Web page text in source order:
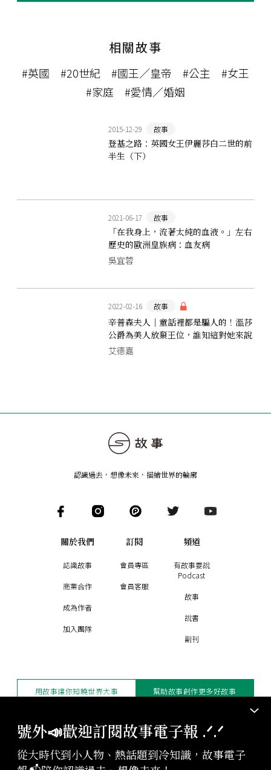
相關故事
#英國 #20世紀 #國王／皇帝 #公主
#女王
#家庭
#愛情／婚姻
2015-12-29 故事
登基之路：英國女王伊麗莎白二世的前
半生（下）
2021-06-17 故事
「在我身上，流著太純的血液。」左右
歷史的歐洲皇族病：血友病
吳宜蓉
2022-02-16 故事
辛普森夫人｜童話裡都是騙人的！溫莎
公爵為美人放棄王位，誰知這對她來說
是一場災難
艾德嘉
號外📣歡迎訂閱故事電子報 .ᐟ‪‪.ᐟ
從大時代到小人物、熱話題到冷知識，故事電子
認識過去，想像未來 ， 描繪世界的輪廓
關於我們
認識故事
商業合作
成為作者
加入團隊
訂閱
會員專區
會員客服
頻道
有故事要說
Podcast
故事
說書
副刊
版權聲明與轉載規範
用故事讓你知曉世界大事 幫助故事創作更多好故事